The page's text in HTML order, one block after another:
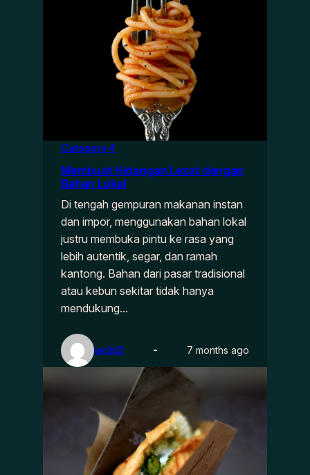
Category 4
Membuat Hidangan Lezat dengan
Bahan Lokal
Di tengah gempuran makanan instan
dan impor, menggunakan bahan lokal
justru membuka pintu ke rasa yang
lebih autentik, segar, dan ramah
kantong. Bahan dari pasar tradisional
atau kebun sekitar tidak hanya
mendukung…
wcbl2 7 months ago